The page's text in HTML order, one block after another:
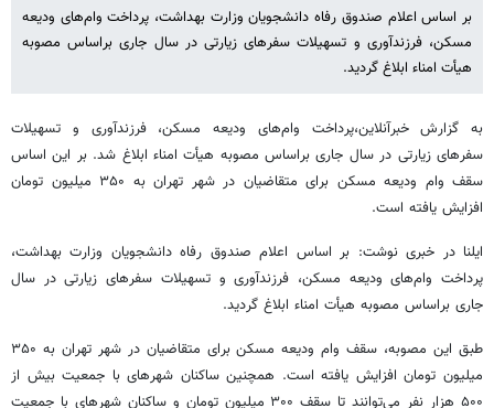
بر اساس اعلام صندوق رفاه دانشجویان وزارت بهداشت، پرداخت وام‌های ودیعه
مسکن، فرزندآوری و تسهیلات سفرهای زیارتی در سال جاری براساس مصوبه
هیأت امناء ابلاغ گردید.
به گزارش خبرآنلاین،پرداخت وام‌های ودیعه مسکن، فرزندآوری و تسهیلات
سفرهای زیارتی در سال جاری براساس مصوبه هیأت امناء ابلاغ شد. بر این اساس
سقف وام ودیعه مسکن برای متقاضیان در شهر تهران به ۳۵۰ میلیون تومان
افزایش یافته است.
ایلنا در خبری نوشت: بر اساس اعلام صندوق رفاه دانشجویان وزارت بهداشت،
پرداخت وام‌های ودیعه مسکن، فرزندآوری و تسهیلات سفرهای زیارتی در سال
جاری براساس مصوبه هیأت امناء ابلاغ گردید.
طبق این مصوبه، سقف وام ودیعه مسکن برای متقاضیان در شهر تهران به ۳۵۰
میلیون تومان افزایش یافته است. همچنین ساکنان شهرهای با جمعیت بیش از
۵۰۰ هزار نفر می‌توانند تا سقف ۳۰۰ میلیون تومان و ساکنان شهرهای با جمعیت